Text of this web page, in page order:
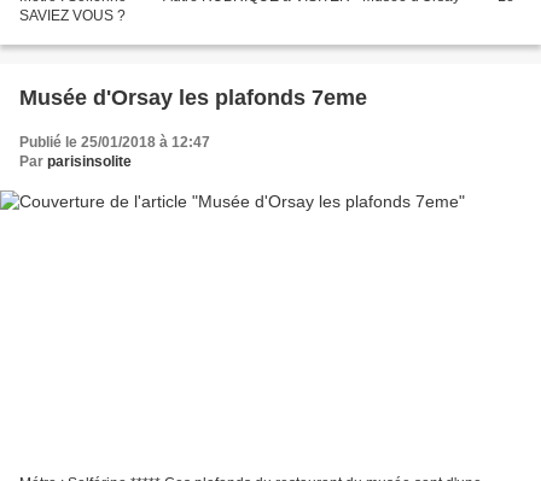
SAVIEZ VOUS ?
Musée d'Orsay les plafonds 7eme
Publié le 25/01/2018 à 12:47
Par parisinsolite